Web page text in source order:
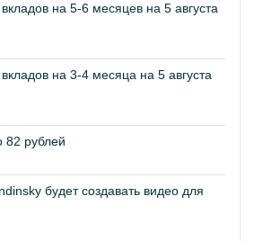
на 5-6 месяцев на 5 августа
на 3-4 месяца на 5 августа
82 рублей
будет создавать видео для